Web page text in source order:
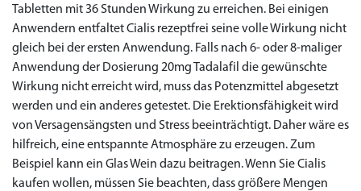
Tabletten mit 36 Stunden Wirkung zu erreichen. Bei einigen
Anwendern entfaltet Cialis rezeptfrei seine volle Wirkung nicht
gleich bei der ersten Anwendung. Falls nach 6- oder 8-maliger
Anwendung der Dosierung 20mg Tadalafil die gewünschte
Wirkung nicht erreicht wird, muss das Potenzmittel abgesetzt
werden und ein anderes getestet. Die Erektionsfähigkeit wird
von Versagensängsten und Stress beeinträchtigt. Daher wäre es
hilfreich, eine entspannte Atmosphäre zu erzeugen. Zum
Beispiel kann ein Glas Wein dazu beitragen. Wenn Sie Cialis
kaufen wollen, müssen Sie beachten, dass größere Mengen